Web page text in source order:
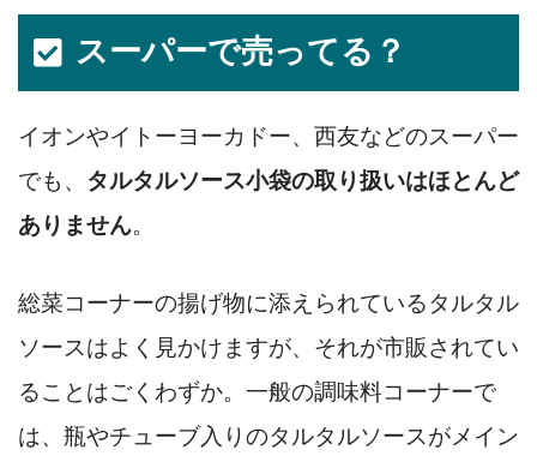
スーパーで売ってる？
イオンやイトーヨーカドー、西友などのスーパー
でも、 タルタルソース小袋の取り扱いはほとんど
ありません。
総菜コーナーの揚げ物に添えられているタルタル
ソースはよく見かけますが、それが市販されてい
ることはごくわずか。一般の調味料コーナーで
は、瓶やチューブ入りのタルタルソースがメイン